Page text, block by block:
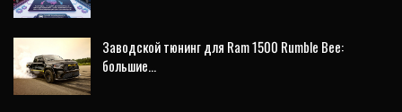
Заводской тюнинг для Ram 1500 Rumble Bee:
большие…